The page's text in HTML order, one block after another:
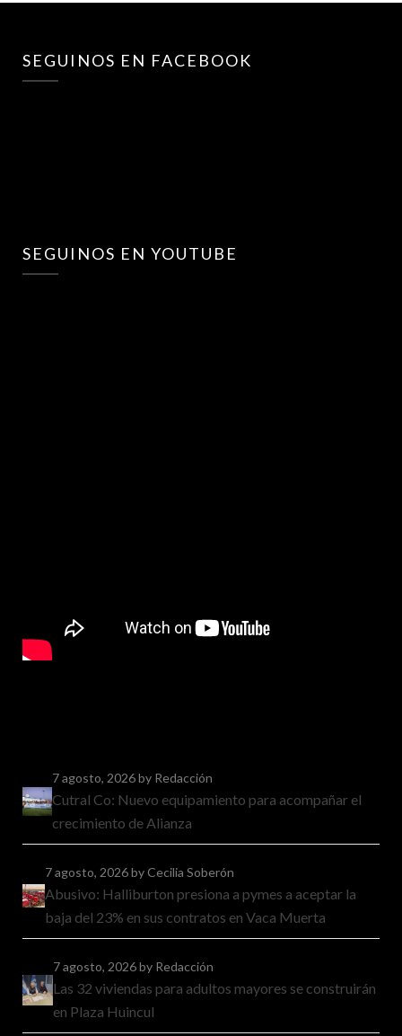
SEGUINOS EN FACEBOOK
SEGUINOS EN YOUTUBE
7 agosto, 2026by Redacción
Cutral Co: Nuevo equipamiento para acompañar el
crecimiento de Alianza
7 agosto, 2026by Cecilia Soberón
Abusivo: Halliburton presiona a pymes a aceptar la
baja del 23% en sus contratos en Vaca Muerta
7 agosto, 2026by Redacción
Las 32 viviendas para adultos mayores se construirán
en Plaza Huincul